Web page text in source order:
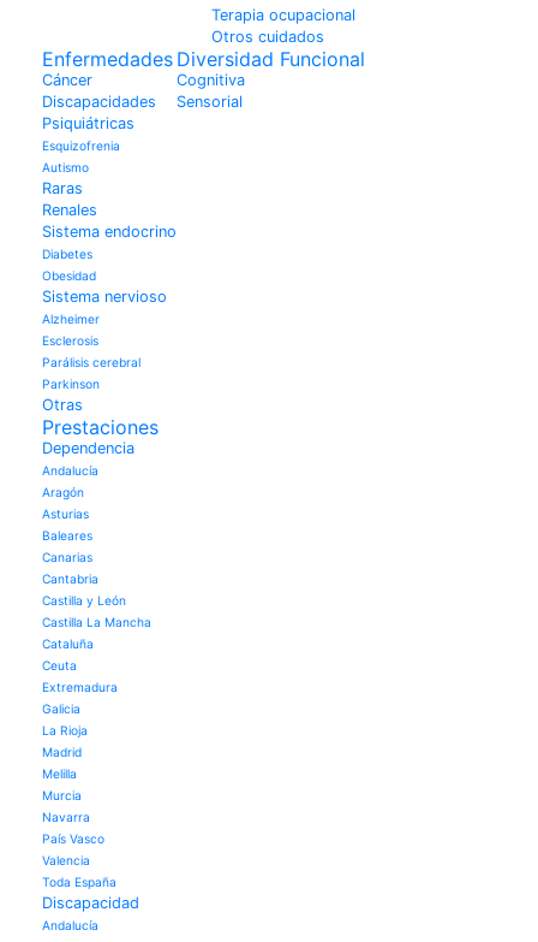
Terapia ocupacional
Otros cuidados
Enfermedades
Cáncer
Discapacidades
Psiquiátricas
Esquizofrenia
Autismo
Raras
Renales
Sistema endocrino
Diabetes
Obesidad
Sistema nervioso
Alzheimer
Esclerosis
Parálisis cerebral
Parkinson
Otras
Diversidad Funcional
Cognitiva
Sensorial
Prestaciones
Dependencia
Andalucía
Aragón
Asturias
Baleares
Canarias
Cantabria
Castilla y León
Castilla La Mancha
Cataluña
Ceuta
Extremadura
Galicia
La Rioja
Madrid
Melilla
Murcia
Navarra
País Vasco
Valencia
Toda España
Discapacidad
Andalucía